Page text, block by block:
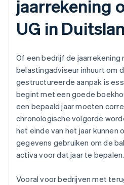
jaarrekening
UG in
Of een bedrijf de
belastingadviseur inhuurt om
gestructureerde aanpak is
begint met een goede
een bepaald jaar moeten
chronologische volgorde
het einde van het jaar kunnen
gegevens gebruiken om de
activa voor dat jaar te bepalen.
Vooral voor bedrijven met